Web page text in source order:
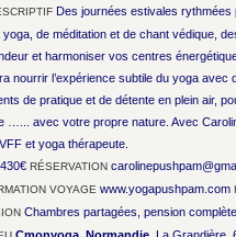
Des journées estivales
yoga, de méditation et de chant védique,
et harmoniser vos centres
nourrir l’expérience subtile du yoga avec
de pratique et de détente en plein air,
…... avec votre propre nature. Avec
et yoga thérapeute.
430€ RÉSERVATION
VOYAGE www.yogapushpam.com
Chambres partagées, pension complète